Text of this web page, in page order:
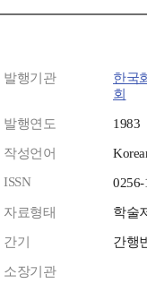
발행기관
한국
회
발행연도 1983
작성언어
ISSN
0256-
자료형태 학술
간기 간행
소장기관